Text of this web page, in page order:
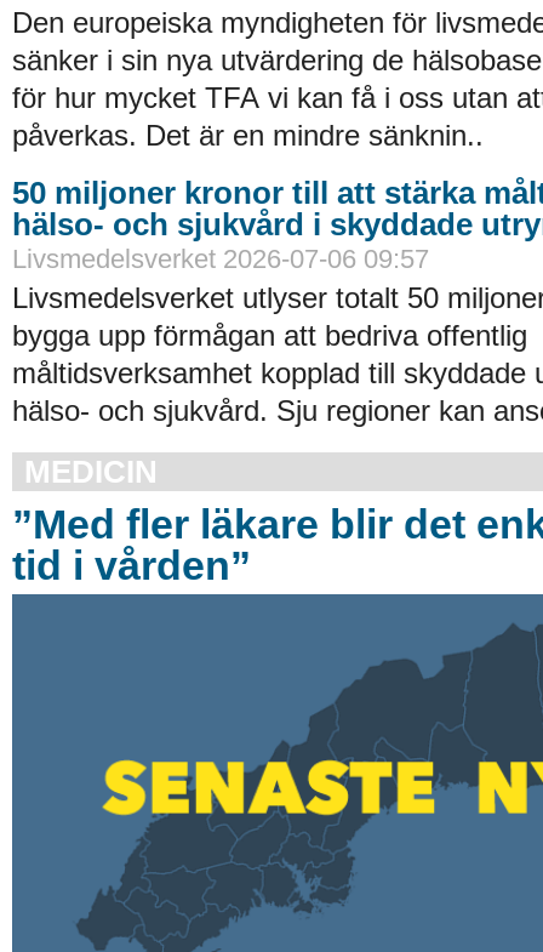
Den europeiska myndigheten för
sänker i sin nya utvärdering de
för hur mycket TFA vi kan få i oss utan
påverkas. Det är en mindre sänknin..
50 miljoner kronor till att stärka
hälso- och sjukvård i skyddade
Livsmedelsverket 2026-07-06 09:57
Livsmedelsverket utlyser totalt 50
bygga upp förmågan att bedriva offentlig
måltidsverksamhet kopplad till skyddade
hälso- och sjukvård. Sju regioner kan
MEDICIN
”Med fler läkare blir det
tid i vården”